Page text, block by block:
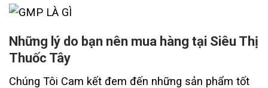
Những lý do bạn nên mua hàng tại Siêu Thị
Thuốc Tây
Chúng Tôi Cam kết đem đến những sản phẩm tốt